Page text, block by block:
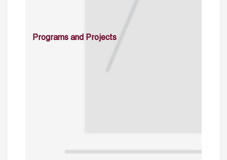
Programs and Projects